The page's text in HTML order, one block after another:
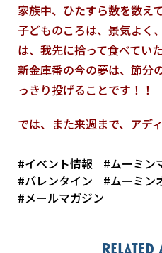
家族中、ひたすら数を数え
子どものころは、景気よく
は、我先に拾って食べてい
新金庫番の今の夢は、節分
っきり投げることです！！
では、また来週まで、アデ
#イベント情報 #ムーミン
#バレンタイン
#ムーミン
#メールマガジン